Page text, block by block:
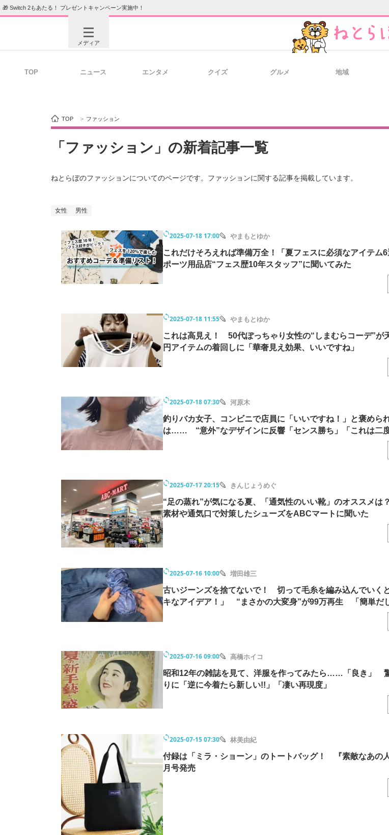
🎁 Switch 2もあたる！ プレゼントキャンペーン実施中！
メディア
AI活用のいまが分かる
モノづくり技術者専門サイト エレクトロニクス専門サイト
ちょっと気になるネットの話題
TOP ニュース エンタメ クイズ グルメ 地域
TOP > ファッション
「ファッション」の新着記事一覧
ねとらぼのファッションについてのページです。ファッションに関する記事を掲載しています。
女性 男性
2025-07-18 17:00 やまもとゆか
これだけそろえれば準備万全！「夏フェスに必須なアイテム
ポーツ用品店“フェス歴10年スタッフ”に聞いてみた
2025-07-18 11:55 やまもとゆか
これは高見え！ 50代ぽっちゃり女性の“しまむらコーデ”
円アイテムの着回しに「華奢見え効果、いいですね」
2025-07-18 07:30 河原木
釣りバカ女子、コンビニで店員に「いいですね！」と褒めら
は…… “意外”なデザインに反響「センス勝ち」「これは二度
2025-07-17 20:15 きんじょうめぐ
“足の蒸れ”が気になる夏、「通気性のいい靴」のオススメ
素材や通気口で対策したシューズをABCマートに聞いた
2025-07-16 10:00 増田雄三
古いジーンズを捨てないで！ 切って毛糸を編み込んでい
キなアイデア！」 “まさかの大変身”が99万再生 「簡単だし
2025-07-16 09:00 高橋ホイコ
昭和12年の雑誌を見て、洋服を作ってみたら……「良き」
りに「逆に今着たら新しい!!」「凄い再現度」
2025-07-15 07:30 林美由紀
付録は「ミラ・ショーン」のトートバッグ！ 『素敵なあの
月号発売